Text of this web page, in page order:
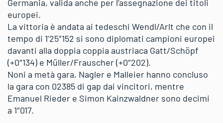
Germania, valida anche per l’assegnazione dei titoli
europei.
La vittoria è andata ai tedeschi Wendl/Arlt che con il
tempo di 1’25″152 si sono diplomati campioni europei
davanti alla doppia coppia austriaca Gatt/Schöpf
(+0″134) e Müller/Frauscher (+0″202).
Noni a metà gara, Nagler e Malleier hanno concluso
la gara con 02385 di gap dai vincitori, mentre
Emanuel Rieder e Simon Kainzwaldner sono decimi
a 1″017.